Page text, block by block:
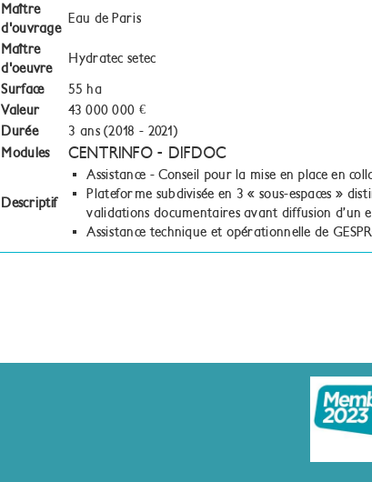
Maître
d'ouvrage
Eau de Paris
Maître
d'oeuvre
Hydratec setec
Surface
55 ha
Valeur
43 000 000 €
Durée
3 ans (2018 - 2021)
Modules
CENTRINFO - DIFDOC
Descriptif
Assistance - Conseil pour la mise en place en
Plateforme subdivisée en 3 « sous-espaces »
validations documentaires avant diffusion d’un
Assistance technique et opérationnelle de